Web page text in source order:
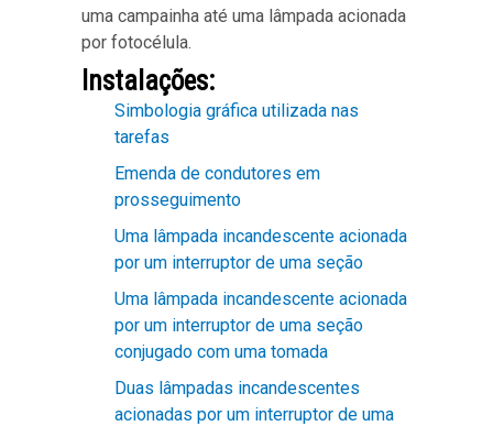
uma campainha até uma lâmpada acionada
por fotocélula.
Instalações:
Simbologia gráfica utilizada nas
tarefas
Emenda de condutores em
prosseguimento
Uma lâmpada incandescente acionada
por um interruptor de uma seção
Uma lâmpada incandescente acionada
por um interruptor de uma seção
conjugado com uma tomada
Duas lâmpadas incandescentes
acionadas por um interruptor de uma